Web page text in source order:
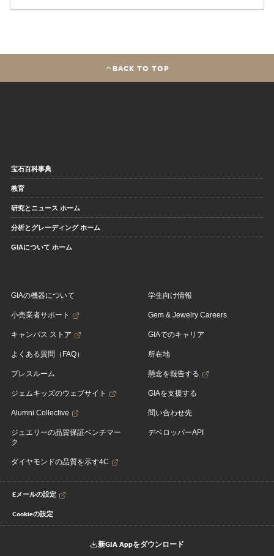
BACK TO TOP
宝石百科事典
教育
研究とニュース ホーム
分析とグレーディング ホーム
GIAについて ホーム
GIAの機器について
小売業者サポート
キャンパス ストア
よくある質問（FAQ）
プレスルーム
ジェムキッズのウェブサイト
Alumni Collective
ジュエリーの品質保証ベンチマー
ク
ダイヤモンドの品質を示す4C
学生向け情報
Gem & Jewelry Careers
GIAでのキャリア
所在地
懸念を報告する
GIAを支援する
問い合わせ先
デベロッパーAPI
Eメールの設定
Cookieの設定
新GIA Appをダウンロード